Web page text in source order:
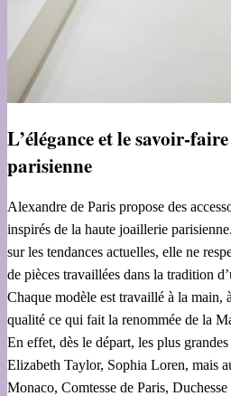
L’élégance et le savoir-
parisienne
Alexandre de Paris propose des
inspirés de la haute joaillerie
sur les tendances actuelles, elle ne
de pièces travaillées dans la tradition
Chaque modèle est travaillé à la main,
qualité ce qui fait la renommée de la
En effet, dès le départ, les plus
Elizabeth Taylor, Sophia Loren, mais
Monaco, Comtesse de Paris,